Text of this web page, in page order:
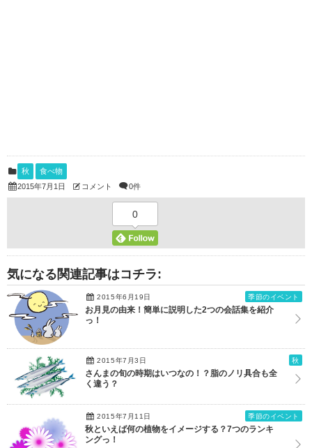
秋
食べ物
2015年7月1日
コメント 0件
0
気になる関連記事はコチラ:
2015年6月19日 季節のイベント
お月見の由来！簡単に説明した2つの会話集を紹介
っ！
2015年7月3日 秋
さんまの旬の時期はいつなの！？脂のノリ具合も全
く違う？
2015年7月11日 季節のイベント
秋といえば何の植物をイメージする？7つのランキ
ングっ！